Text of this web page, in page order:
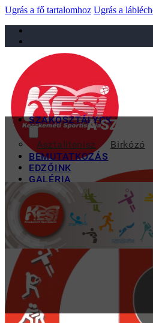
Ugrás a fő tartalomhoz Ugrás a
sportiskola@juniorsportkft.hu
SZAKOSZTÁLYOK
Asztalitenisz Birkózó
BEMUTATKOZÁS
EDZŐINK
GALÉRIA
TAO
KAPCSOLAT
A